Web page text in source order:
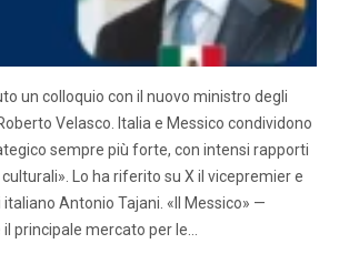
un colloquio con il nuovo ministro degli
Velasco. Italia e Messico condividono
sempre più forte, con intensi rapporti
Lo ha riferito su X il vicepremier e
Antonio Tajani. «Il Messico» —
principale mercato per le…